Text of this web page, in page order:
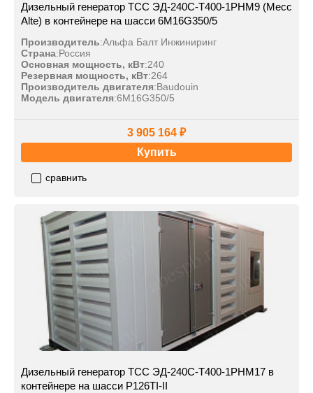
Дизельный генератор ТСС ЭД-240С-Т400-1РНМ9 (Mecc
Alte) в контейнере на шасси 6M16G350/5
Производитель:Альфа Балт Инжиниринг
Страна:Россия
Основная мощность, кВт:240
Резервная мощность, кВт:264
Производитель двигателя:Baudouin
Модель двигателя:6M16G350/5
3 905 164 ₽
Купить
сравнить
Дизельный генератор ТСС ЭД-240С-Т400-1РНМ17 в
контейнере на шасси P126TI-II